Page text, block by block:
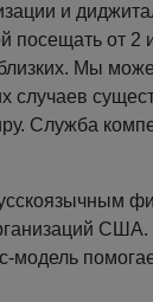
и
посещать от 2
Мы
случаев
Служба
модель